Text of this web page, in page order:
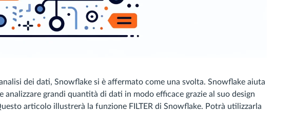
dei dati, Snowflake si è affermato come una svolta. Snowflake aiuta
analizzare grandi quantità di dati in modo efficace grazie al suo design
articolo illustrerà la funzione FILTER di Snowflake. Potrà utilizzarla